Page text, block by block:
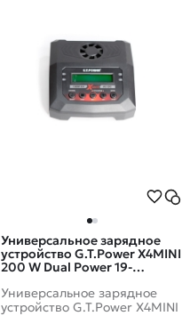
Универсальное зарядное
устройство G.T.Power X4MINI
200 W Dual Power 19-
X4MINI200
Универсальное зарядное
устройство G.T.Power X4MINI